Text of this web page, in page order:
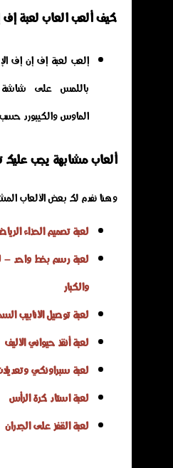
كيف ألعب العاب لعبة إف
إلعب لعبة إف إن إف
باللمس على شاشة
الماوس والكيبورد حسب
ألعاب مشابهة يجب عليك
وهنا نفدم لك بعض الألعاب
لعبة تصميم الحذاء
لعبة رسم بخط واحد –
والكبار
لعبة توصيل الأنابيب
لعبة أنقذ حيواني الأليف
لعبة سبراونكي
لعبة استاد كرة الرأس
لعبة القفز على الجدران